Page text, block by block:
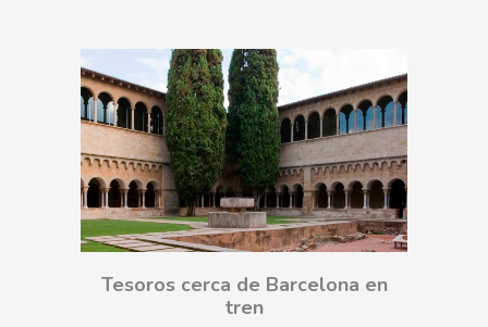
Tesoros cerca de Barcelona en
tren